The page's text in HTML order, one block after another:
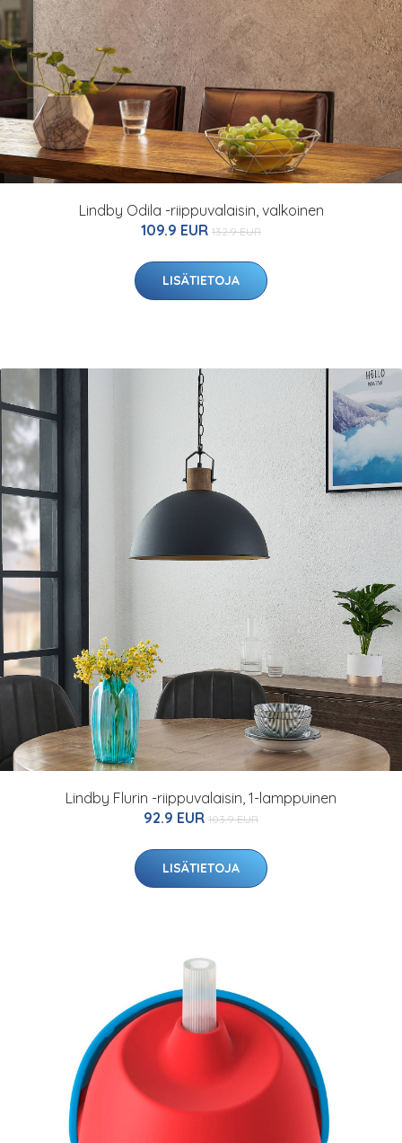
Lindby Odila -riippuvalaisin, valkoinen
109.9 EUR 132.9 EUR
LISÄTIETOJA
Lindby Flurin -riippuvalaisin, 1-lamppuinen
92.9 EUR 103.9 EUR
LISÄTIETOJA